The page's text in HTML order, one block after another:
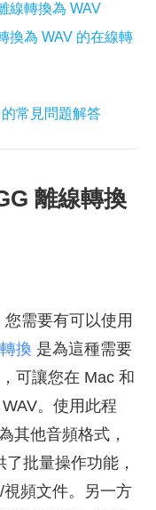
線轉換為 WAV
換為 WAV 的在線轉
常見問題解答
離線轉換
需要有可以使用
換 是為這種需要
可讓您在 Mac 和
。使用此程
其他音頻格式，
批量操作功能，
頻文件。另一方